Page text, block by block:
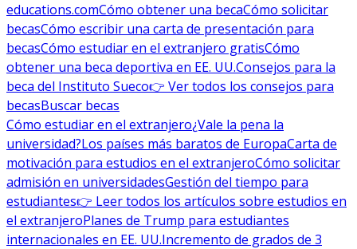
educations.comCómo obtener una becaCómo solicitar
becasCómo escribir una carta de presentación para
becasCómo estudiar en el extranjero gratisCómo
obtener una beca deportiva en EE. UU.Consejos para la
beca del Instituto Sueco👉 Ver todos los consejos para
becasBuscar becas
Cómo estudiar en el extranjero¿Vale la pena la
universidad?Los países más baratos de EuropaCarta de
motivación para estudios en el extranjeroCómo solicitar
admisión en universidadesGestión del tiempo para
estudiantes👉 Leer todos los artículos sobre estudios en
el extranjeroPlanes de Trump para estudiantes
internacionales en EE. UU.Incremento de grados de 3